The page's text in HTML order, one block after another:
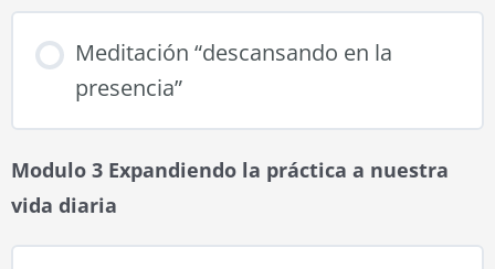
Meditación “descansando en la
presencia”
Modulo 3 Expandiendo la práctica a nuestra
vida diaria